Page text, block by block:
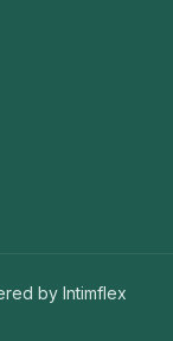
by Intimflex